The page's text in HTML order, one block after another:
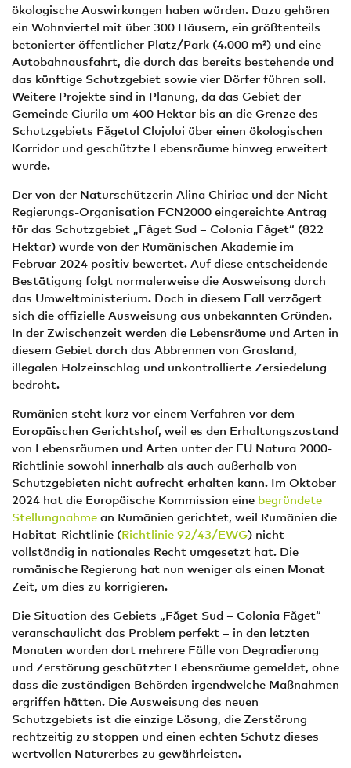
ökologische Auswirkungen haben würden. Dazu gehören
ein Wohnviertel mit über 300 Häusern, ein größtenteils
betonierter öffentlicher Platz/Park (4.000 m²) und eine
Autobahnausfahrt, die durch das bereits bestehende und
das künftige Schutzgebiet sowie vier Dörfer führen soll.
Weitere Projekte sind in Planung, da das Gebiet der
Gemeinde Ciurila um 400 Hektar bis an die Grenze des
Schutzgebiets Făgetul Clujului über einen ökologischen
Korridor und geschützte Lebensräume hinweg erweitert
wurde.
Der von der Naturschützerin Alina Chiriac und der Nicht-
Regierungs-Organisation FCN2000 eingereichte Antrag
für das Schutzgebiet „Făget Sud – Colonia Făget“ (822
Hektar) wurde von der Rumänischen Akademie im
Februar 2024 positiv bewertet. Auf diese entscheidende
Bestätigung folgt normalerweise die Ausweisung durch
das Umweltministerium. Doch in diesem Fall verzögert
sich die offizielle Ausweisung aus unbekannten Gründen.
In der Zwischenzeit werden die Lebensräume und Arten in
diesem Gebiet durch das Abbrennen von Grasland,
illegalen Holzeinschlag und unkontrollierte Zersiedelung
bedroht.
Rumänien steht kurz vor einem Verfahren vor dem
Europäischen Gerichtshof, weil es den Erhaltungszustand
von Lebensräumen und Arten unter der EU Natura 2000-
Richtlinie sowohl innerhalb als auch außerhalb von
Schutzgebieten nicht aufrecht erhalten kann. Im Oktober
2024 hat die Europäische Kommission eine begründete
Stellungnahme an Rumänien gerichtet, weil Rumänien die
Habitat-Richtlinie (Richtlinie 92/43/EWG) nicht
vollständig in nationales Recht umgesetzt hat. Die
rumänische Regierung hat nun weniger als einen Monat
Zeit, um dies zu korrigieren.
Die Situation des Gebiets „Făget Sud – Colonia Făget“
veranschaulicht das Problem perfekt – in den letzten
Monaten wurden dort mehrere Fälle von Degradierung
und Zerstörung geschützter Lebensräume gemeldet, ohne
dass die zuständigen Behörden irgendwelche Maßnahmen
ergriffen hätten. Die Ausweisung des neuen
Schutzgebiets ist die einzige Lösung, die Zerstörung
rechtzeitig zu stoppen und einen echten Schutz dieses
wertvollen Naturerbes zu gewährleisten.